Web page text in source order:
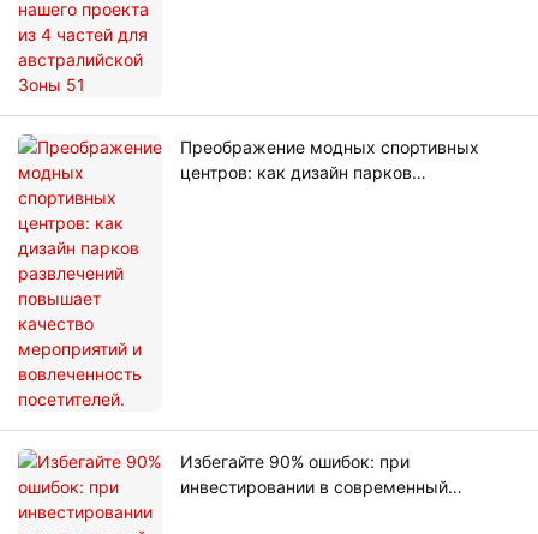
Преображение модных спортивных
центров: как дизайн парков
Избегайте 90% ошибок: при
инвестировании в современный